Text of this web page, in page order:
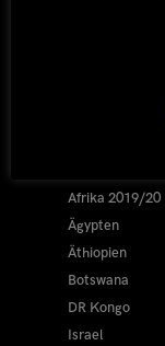
Afrika 2019/20
Ägypten
Äthiopien
Botswana
DR Kongo
Israel